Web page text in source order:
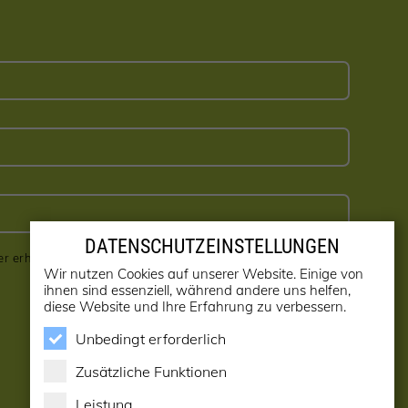
erhalten! (kann jederzeit abbestellt werden)
DATENSCHUTZEINSTELLUNGEN
Wir nutzen Cookies auf unserer Website. Einige von
ihnen sind essenziell, während andere uns helfen,
diese Website und Ihre Erfahrung zu verbessern.
Unbedingt erforderlich
Zusätzliche Funktionen
Leistung